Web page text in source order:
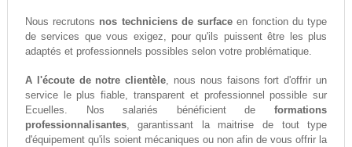
Nous recrutons nos techniciens de surface en fonction du type
de services que vous exigez, pour qu'ils puissent être les plus
adaptés et professionnels possibles selon votre problématique.
A l'écoute de notre clientèle, nous nous faisons fort d'offrir un
service le plus fiable, transparent et professionnel possible sur
Ecuelles. Nos salariés bénéficient deformations
professionnalisantes, garantissant la maitrise de tout type
d'équipement qu'ils soient mécaniques ou non afin de vous offrir la